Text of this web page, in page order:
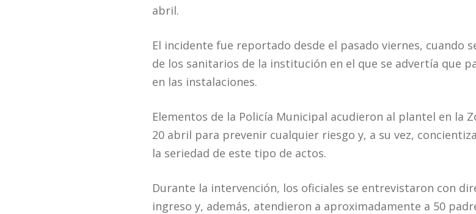
abril.
El incidente fue reportado desde el pasado viernes, cuando
de los sanitarios de la institución en el que se advertía que
en las instalaciones.
Elementos de la Policía Municipal acudieron al plantel en la
20 abril para prevenir cualquier riesgo y, a su vez,
la seriedad de este tipo de actos.
Durante la intervención, los oficiales se entrevistaron con
ingreso y, además, atendieron a aproximadamente a 50